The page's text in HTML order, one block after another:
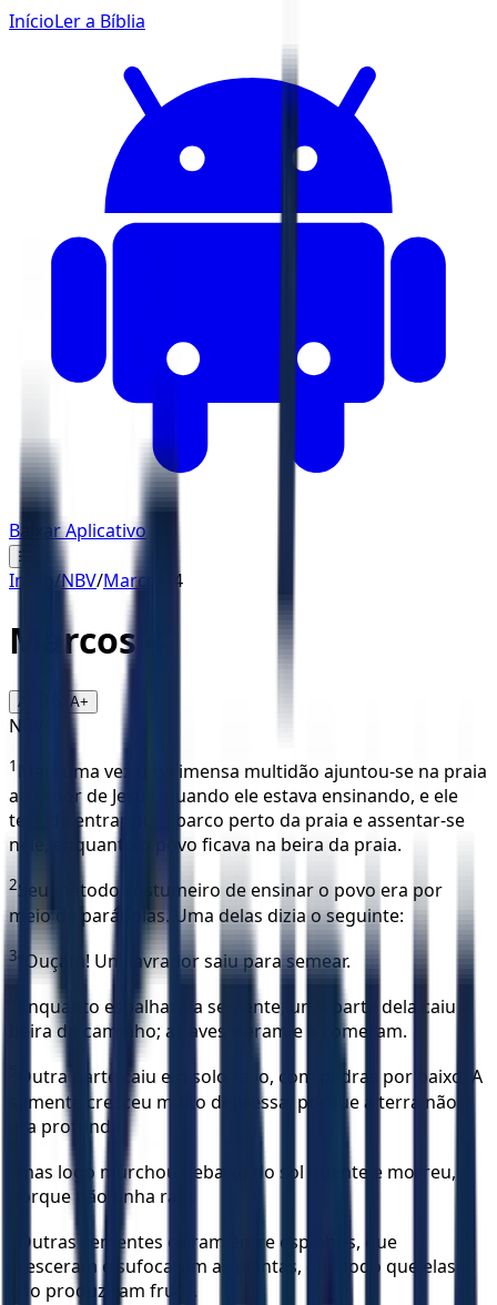
InícioLer a Bíblia
Baixar Aplicativo
☰
Início /NBV/Marcos 4
Marcos
A- A+
NBV
1
Mais uma vez uma imensa multidão ajuntou-se na praia
ao redor de Jesus, quando ele estava ensinando, e ele
teve de entrar num barco perto da praia e assentar-se
nele, enquanto o povo ficava na beira da praia.
2Seu método costumeiro de ensinar o povo era por
meio de parábolas. Uma delas dizia o seguinte:
3“Ouçam! Um lavrador saiu para semear.
Enquanto espalhava a semente, uma parte dela caiu à
beira do caminho; as aves vieram e a comeram.
Outra parte caiu em solo raso, com pedras por baixo. A
semente cresceu muito depressa, porque a terra não
era profunda,
mas logo murchou debaixo do sol quente e morreu,
porque não tinha raiz.
Outras sementes caíram entre espinhos, que
cresceram e sufocaram as plantas, de modo que elas
não produziram fruto.